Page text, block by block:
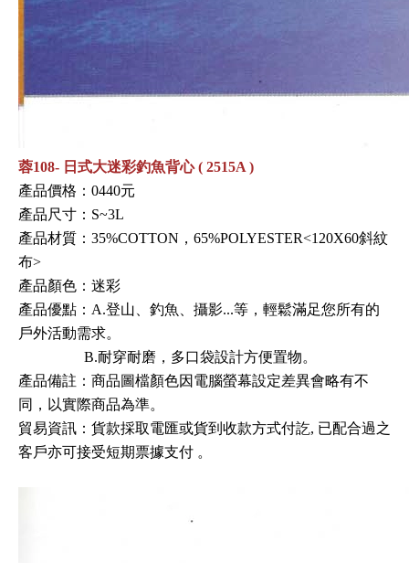
蓉108- 日式大迷彩釣魚背心 ( 2515A )
產品價格：0440元
產品尺寸：S~3L
產品材質： 35%COTTON ，65%POLYESTER<120X60斜紋
布>
產品顏色：迷彩
產品優點： A.登山 、釣魚 、攝影...等 ， 輕鬆滿足您所有的
戶外活動需求。
B.耐穿耐磨 ，多口袋設計方便置物。
產品備註：商品圖檔顏色因電腦螢幕設定差異會略有不
同，以實際商品為準。
貿易資訊 ： 貨款採取電匯或貨到收款方式付訖, 已配合過之
客戶亦可接受短期票據支付 。